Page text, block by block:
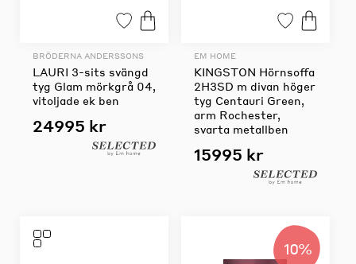
BRÖDERNA ANDERSSONS
LAURI 3-sits svängd
tyg Glam mörkgrå 04,
vitoljade ek ben
24995 kr
EM HOME
KINGSTON Hörnsoffa
2H3SD m divan höger
tyg Centauri Green,
arm Rochester,
svarta metallben
15995 kr
10%